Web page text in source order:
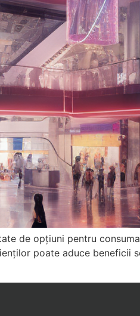
de opțiuni pentru
poate aduce beneficii